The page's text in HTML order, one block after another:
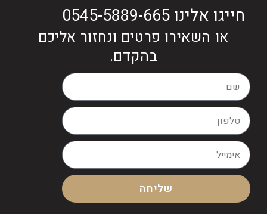
חייגו אלינו 0545-5889-665
או השאירו פרטים ונחזור אליכם
בהקדם.
שליחה